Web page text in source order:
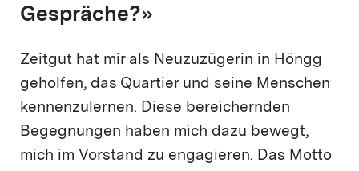
Gespräche?»
Zeitgut hat mir als Neuzuzügerin in Höngg
geholfen, das Quartier und seine Menschen
kennenzulernen. Diese bereichernden
Begegnungen haben mich dazu bewegt,
mich im Vorstand zu engagieren. Das Motto